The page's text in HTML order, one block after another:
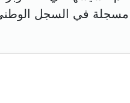
مسجلة في السجل